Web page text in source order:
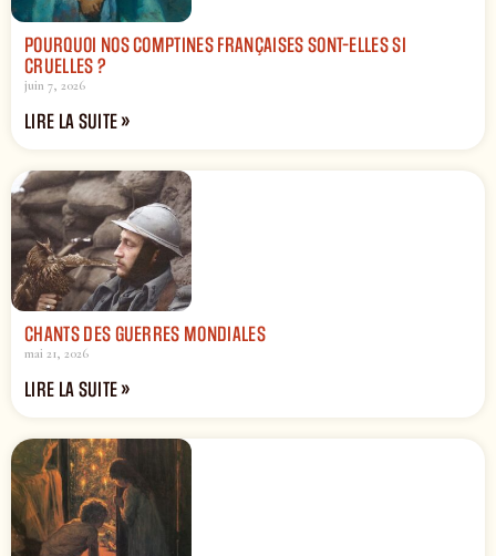
POURQUOI NOS COMPTINES FRANÇAISES SONT-ELLES SI
CRUELLES ?
juin 7, 2026
LIRE LA SUITE »
CHANTS DES GUERRES MONDIALES
mai 21, 2026
LIRE LA SUITE »